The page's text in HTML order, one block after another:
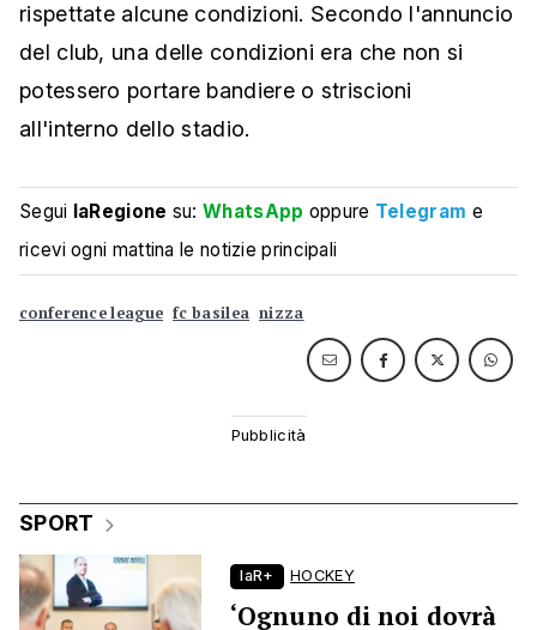
rispettate alcune condizioni. Secondo l'annuncio
del club, una delle condizioni era che non si
potessero portare bandiere o striscioni
all'interno dello stadio.
Segui laRegione su:WhatsApp oppure Telegram e
ricevi ogni mattina le notizie principali
conference league fc basilea nizza
SPORT
laR+ HOCKEY
‘Ognuno di noi dovrà